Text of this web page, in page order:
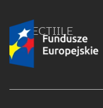
COLECȚIILE